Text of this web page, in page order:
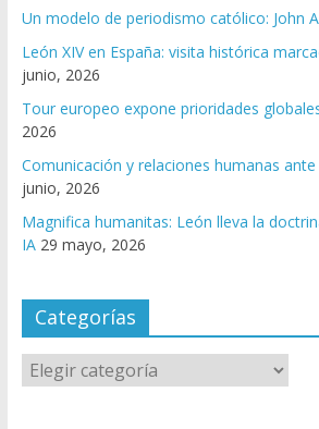
Un modelo de periodismo católico: John
León XIV en España: visita histórica
junio, 2026
Tour europeo expone prioridades
2026
Comunicación y relaciones humanas
junio, 2026
Magnifica humanitas: León lleva la
IA 29 mayo, 2026
Categorías